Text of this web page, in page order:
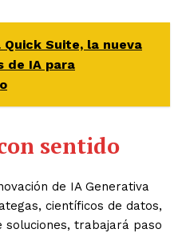
Quick Suite, la nueva
de IA para
sentido
de IA Generativa
científicos de datos,
soluciones, trabajará paso